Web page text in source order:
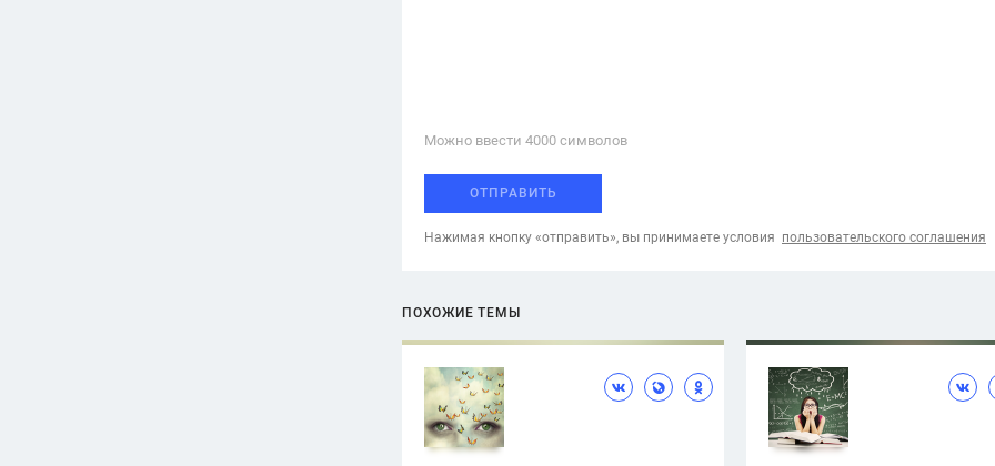
Можно ввести 4000 cимволов
ОТПРАВИТЬ
Нажимая кнопку «отправить», вы принимаете условия пользовательского соглашения
ПОХОЖИЕ ТЕМЫ